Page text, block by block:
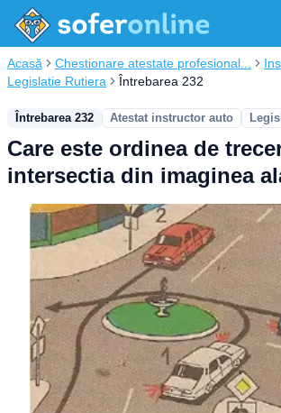
Acasă Chestionare atestate profesional...
Legislatie Rutiera
Întrebarea 232
Întrebarea 232 Atestat instructor auto
Care este ordinea de
intersectia din imaginea